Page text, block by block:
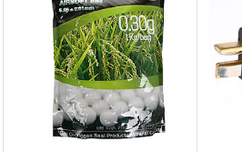
bzw. benutzen!
sind!